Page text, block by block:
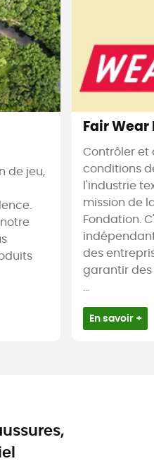
de jeu,
Fair
Contrôler et
conditions
l'industrie
mission de
Fondation.
des
garantir
...
En savoir +